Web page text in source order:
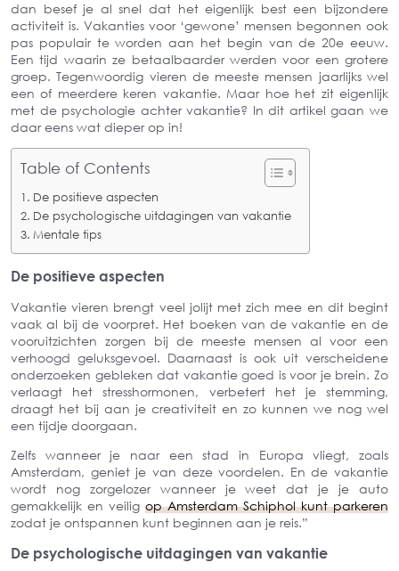
dan besef je al snel dat het eigenlijk best een bijzondere
activiteit is. Vakanties voor ‘gewone’ mensen begonnen ook
pas populair te worden aan het begin van de 20e eeuw.
Een tijd waarin ze betaalbaarder werden voor een grotere
groep. Tegenwoordig vieren de meeste mensen jaarlijks wel
een of meerdere keren vakantie. Maar hoe het zit eigenlijk
met de psychologie achter vakantie? In dit artikel gaan we
daar eens wat dieper op in!
Table of Contents
De positieve aspecten
De psychologische uitdagingen van vakantie
Mentale tips
De positieve aspecten
Vakantie vieren brengt veel jolijt met zich mee en dit begint
vaak al bij de voorpret. Het boeken van de vakantie en de
vooruitzichten zorgen bij de meeste mensen al voor een
verhoogd geluksgevoel. Daarnaast is ook uit verscheidene
onderzoeken gebleken dat vakantie goed is voor je brein. Zo
verlaagt het stresshormonen, verbetert het je stemming,
draagt het bij aan je creativiteit en zo kunnen we nog wel
een tijdje doorgaan.
Zelfs wanneer je naar een stad in Europa vliegt, zoals
Amsterdam, geniet je van deze voordelen. En de vakantie
wordt nog zorgelozer wanneer je weet dat je je auto
gemakkelijk en veilig op Amsterdam Schiphol kunt parkeren
zodat je ontspannen kunt beginnen aan je reis.”
De psychologische uitdagingen van vakantie